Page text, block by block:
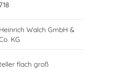
Heinrich Walch GmbH &
KG
flach groß